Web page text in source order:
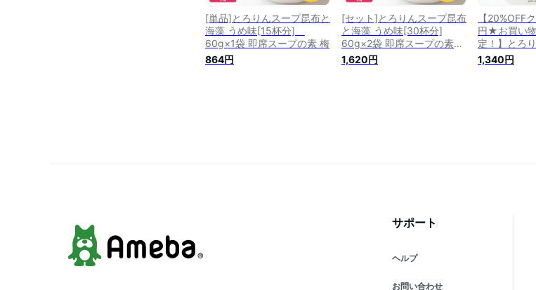
[単品]とろりんスープ昆布と
海藻 うめ味[15杯分]
60g×1袋 即席スープの素 梅
864円
[セット]とろりんスープ昆布
と海藻 うめ味[30杯分]
60g×2袋 即席スープの素
【食卓応援セール】
1,620円
【20%OFF
円★お買い
定！】とろ
と海藻 オー
［約20杯分
1,340円
サポート
ヘルプ
お問い合わせ